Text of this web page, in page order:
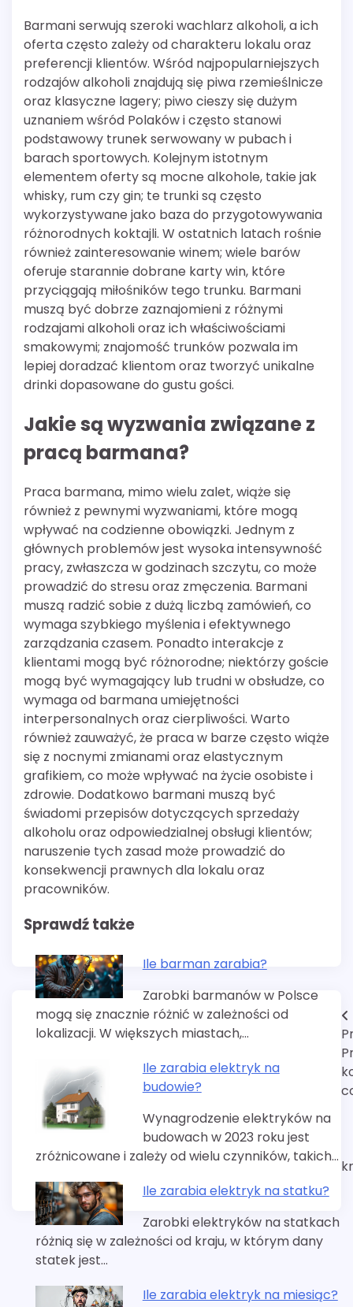
Barmani serwują szeroki wachlarz alkoholi, a ich
oferta często zależy od charakteru lokalu oraz
preferencji klientów. Wśród najpopularniejszych
rodzajów alkoholi znajdują się piwa rzemieślnicze
oraz klasyczne lagery; piwo cieszy się dużym
uznaniem wśród Polaków i często stanowi
podstawowy trunek serwowany w pubach i
barach sportowych. Kolejnym istotnym
elementem oferty są mocne alkohole, takie jak
whisky, rum czy gin; te trunki są często
wykorzystywane jako baza do przygotowywania
różnorodnych koktajli. W ostatnich latach rośnie
również zainteresowanie winem; wiele barów
oferuje starannie dobrane karty win, które
przyciągają miłośników tego trunku. Barmani
muszą być dobrze zaznajomieni z różnymi
rodzajami alkoholi oraz ich właściwościami
smakowymi; znajomość trunków pozwala im
lepiej doradzać klientom oraz tworzyć unikalne
drinki dopasowane do gustu gości.
Jakie są wyzwania związane z
pracą barmana?
Praca barmana, mimo wielu zalet, wiąże się
również z pewnymi wyzwaniami, które mogą
wpływać na codzienne obowiązki. Jednym z
głównych problemów jest wysoka intensywność
pracy, zwłaszcza w godzinach szczytu, co może
prowadzić do stresu oraz zmęczenia. Barmani
muszą radzić sobie z dużą liczbą zamówień, co
wymaga szybkiego myślenia i efektywnego
zarządzania czasem. Ponadto interakcje z
klientami mogą być różnorodne; niektórzy goście
mogą być wymagający lub trudni w obsłudze, co
wymaga od barmana umiejętności
interpersonalnych oraz cierpliwości. Warto
również zauważyć, że praca w barze często wiąże
się z nocnymi zmianami oraz elastycznym
grafikiem, co może wpływać na życie osobiste i
zdrowie. Dodatkowo barmani muszą być
świadomi przepisów dotyczących sprzedaży
alkoholu oraz odpowiedzialnej obsługi klientów;
naruszenie tych zasad może prowadzić do
konsekwencji prawnych dla lokalu oraz
pracowników.
Sprawdź także
Ile barman zarabia?
Zarobki barmanów w Polsce
mogą się znacznie różnić w zależności od
lokalizacji. W większych miastach,…
Ile zarabia elektryk na
budowie?
Wynagrodzenie elektryków na
budowach w 2023 roku jest
zróżnicowane i zależy od wielu czynników, takich…
Ile zarabia elektryk na statku?
Zarobki elektryków na statkach
różnią się w zależności od kraju, w którym dany
statek jest…
Ile zarabia elektryk na miesiąc?
Nawigacja